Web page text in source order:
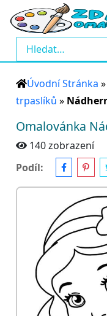
Úvodní Stránka »
trpaslíků »
Omalovánka
140 zobrazení
Podíl: